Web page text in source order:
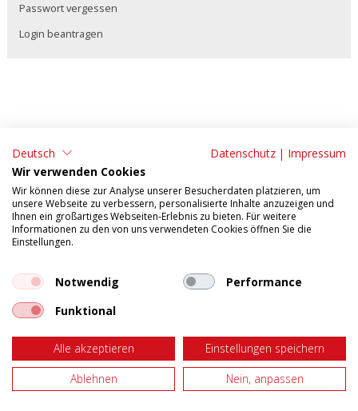
Passwort vergessen
Login beantragen
ADRESSE:
Tonet AG
Aarefeldstrasse 18
4658 Däniken
Tel: 062 295 09 11
Fax: 062 295 09 55
E-Mail:verkauf@tonet.ch
Datenschutzerklärung
17.00 Freitag: 07.30 - 12.00 / 13.00 - 16.00
Deutsch Datenschutz | Impressum
Wir verwenden Cookies
Wir können diese zur Analyse unserer Besucherdaten platzieren, um
unsere Webseite zu verbessern, personalisierte Inhalte anzuzeigen und
Ihnen ein großartiges Webseiten-Erlebnis zu bieten. Für weitere
Informationen zu den von uns verwendeten Cookies öffnen Sie die
Einstellungen.
Notwendig
Performance
Funktional
Alle akzeptieren
Einstellungen speichern
Ablehnen
Nein, anpassen